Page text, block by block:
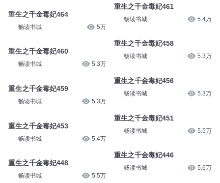
重生之千金毒妃464
畅读书城 5万
重生之千金毒妃460
畅读书城 5.3万
重生之千金毒妃459
畅读书城 5.3万
重生之千金毒妃453
畅读书城 5.4万
重生之千金毒妃448
畅读书城 5.5万
重生之千金毒妃461
畅读书城 5.4万
重生之千金毒妃458
畅读书城 5.3万
重生之千金毒妃456
畅读书城 5.3万
重生之千金毒妃451
畅读书城 5.5万
重生之千金毒妃446
畅读书城 5.6万